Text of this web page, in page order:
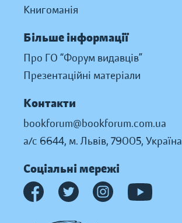
Книгоманія
Більше інформації
Про ГО “Форум видавців”
Презентаційні матеріали
Контакти
bookforum@bookforum.com.ua
а/с 6644, м. Львів, 79005, Україна
Соціальні мережі